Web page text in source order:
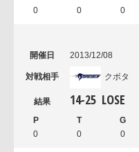
0 0 0
2013/12/08
クボタ
14-25 LOSE
0 0 0